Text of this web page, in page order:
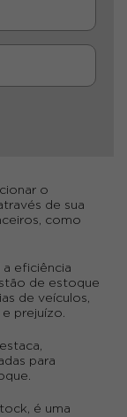
o
de sua
como
eficiência
de estoque
de veículos,
prejuízo.
para
é uma